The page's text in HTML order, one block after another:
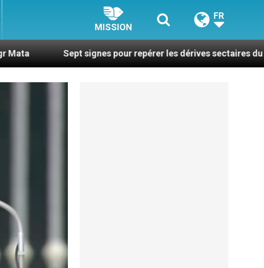
MISSION
FR
Sept signes pour repérer les dérives sectaires du coaching